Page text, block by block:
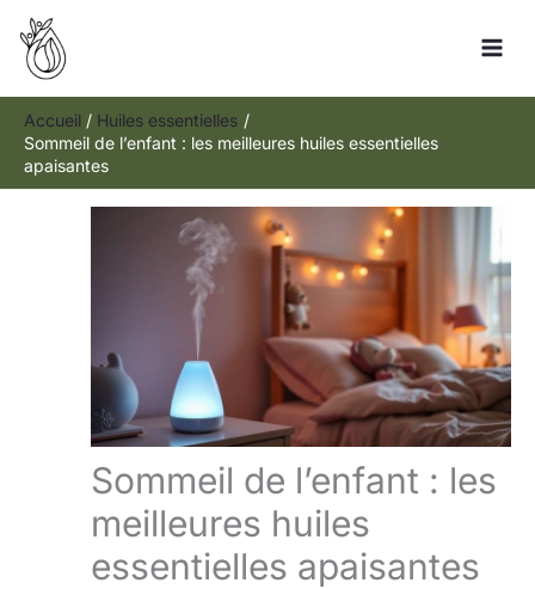
Aller
contenu
Accueil
Huiles essentielles
Sommeil de l’enfant : les meilleures huiles essentielles
apaisantes
Sommeil de l’enfant : les
meilleures huiles
essentielles apaisantes
Rechercher